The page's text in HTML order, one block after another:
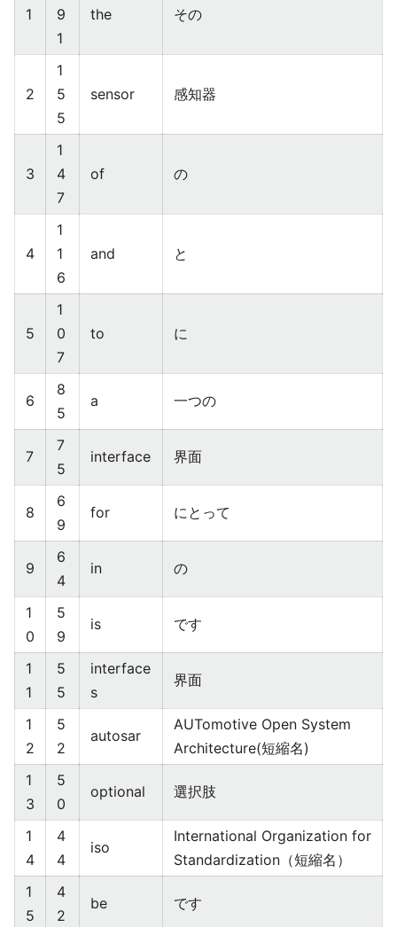
1
9
1
the その
2
1
5
5
sensor 感知器
3
1
4
7
of の
4
1
1
6
and と
5
1
0
7
to に
6
8
5
a 一つの
7
7
5
interface 界面
8
6
9
for にとって
9
6
4
in の
1
0
5
9
is です
1
1
5
5
interface
s
界面
1
2
5
2
autosar
AUTomotive Open System
Architecture(短縮名)
1
3
5
0
optional 選択肢
1
4
4
4
iso
International Organization for
Standardization（短縮名）
1
5
4
2
be です